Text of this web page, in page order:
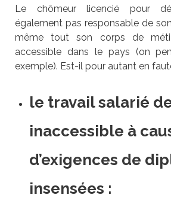
Le chômeur licencié pour
également pas responsable de
même tout son corps de
accessible dans le pays (on
exemple). Est-il pour autant en
le travail salarié
inaccessible à
d’exigences de
insensées :